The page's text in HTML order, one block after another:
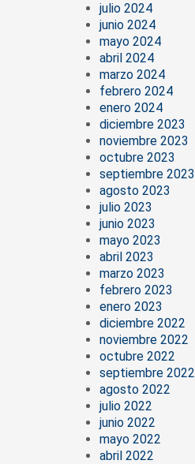
julio 2024
junio 2024
mayo 2024
abril 2024
marzo 2024
febrero 2024
enero 2024
diciembre 2023
noviembre 2023
octubre 2023
septiembre 2023
agosto 2023
julio 2023
junio 2023
mayo 2023
abril 2023
marzo 2023
febrero 2023
enero 2023
diciembre 2022
noviembre 2022
octubre 2022
septiembre 2022
agosto 2022
julio 2022
junio 2022
mayo 2022
abril 2022